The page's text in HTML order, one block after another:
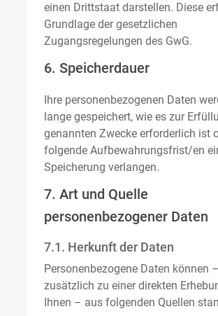
einen Drittstaat darstellen. Diese
Grundlage der gesetzlichen
Zugangsregelungen des GwG.
6. Speicherdauer
Ihre personenbezogenen Daten
lange gespeichert, wie es zur
genannten Zwecke erforderlich ist
folgende Aufbewahrungsfrist/en
Speicherung verlangen.
7. Art und Quelle
personenbezogener Daten
7.1. Herkunft der Daten
Personenbezogene Daten können –
zusätzlich zu einer direkten
Ihnen – aus folgenden Quellen